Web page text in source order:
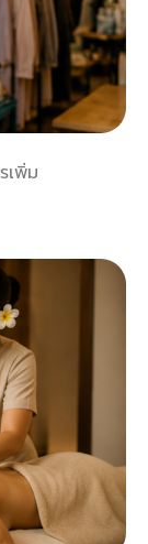
เพิ่ม